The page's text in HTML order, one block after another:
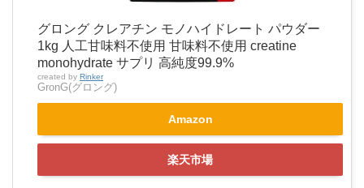
グロング クレアチン モノハイドレート パウダー
1kg 人工甘味料不使用 甘味料不使用 creatine
monohydrate サプリ 高純度99.9%
created by Rinker
GronG(グロング)
Amazon
楽天市場